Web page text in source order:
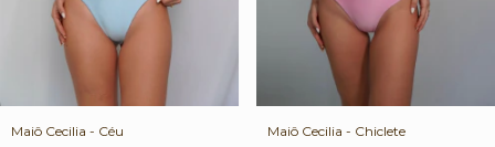
Maiô Cecilia - Céu Maiô Cecilia - Chiclete